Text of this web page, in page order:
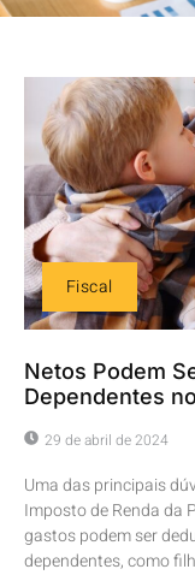
Fiscal
Netos Podem
Dependentes
29 de abril de 2024
Uma das principais
Imposto de Renda da
gastos podem ser
dependentes, como